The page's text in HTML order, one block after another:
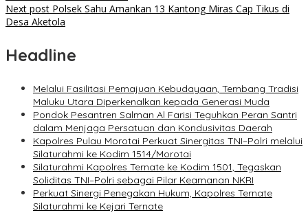
Next post Polsek Sahu Amankan 13 Kantong Miras Cap Tikus di
Desa Aketola
Headline
Melalui Fasilitasi Pemajuan Kebudayaan, Tembang Tradisi
Maluku Utara Diperkenalkan kepada Generasi Muda
Pondok Pesantren Salman Al Farisi Teguhkan Peran Santri
dalam Menjaga Persatuan dan Kondusivitas Daerah
Kapolres Pulau Morotai Perkuat Sinergitas TNI–Polri melalui
Silaturahmi ke Kodim 1514/Morotai
Silaturahmi Kapolres Ternate ke Kodim 1501, Tegaskan
Soliditas TNI–Polri sebagai Pilar Keamanan NKRI
Perkuat Sinergi Penegakan Hukum, Kapolres Ternate
Silaturahmi ke Kejari Ternate